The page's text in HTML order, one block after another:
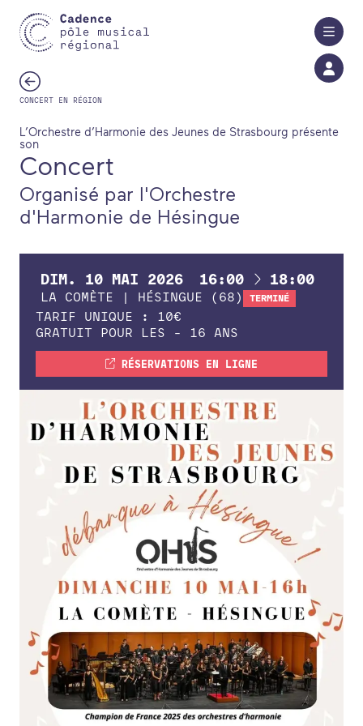
CONCERT EN RÉGION
L’Orchestre d’Harmonie des Jeunes de Strasbourg présente
son
Concert
Organisé par l'Orchestre
d'Harmonie de Hésingue
DIM. 10 MAI 2026 16:00 À 18:00
LA COMÈTE | HÉSINGUE (68) TERMINÉ
TARIF UNIQUE : 10€
GRATUIT POUR LES - 16 ANS
RÉSERVATIONS EN LIGNE
FORMATIONS
ATELIERS
RENCONTRES